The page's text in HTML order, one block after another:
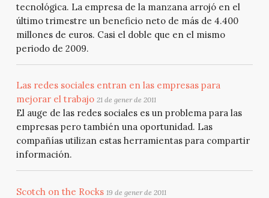
tecnológica. La empresa de la manzana arrojó en el
último trimestre un beneficio neto de más de 4.400
millones de euros. Casi el doble que en el mismo
periodo de 2009.
Las redes sociales entran en las empresas para
mejorar el trabajo 21 de gener de 2011
El auge de las redes sociales es un problema para las
empresas pero también una oportunidad. Las
compañías utilizan estas herramientas para compartir
información.
Scotch on the Rocks 19 de gener de 2011